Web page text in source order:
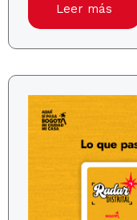
Leer más